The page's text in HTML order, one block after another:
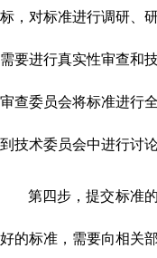
标，对标准进行调研、
需要进行真实性审查和
审查委员会将标准进行
到技术委员会中进行讨
第四步，提交标准
好的标准，需要向相关